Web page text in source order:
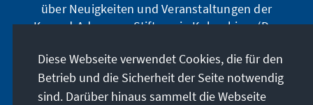
über Neuigkeiten und Veranstaltungen der
Konrad-Adenauer-Stiftung in Kolumbien. (Der
Jetzt abonnieren
Diese Webseite verwendet Cookies, die für den
Betrieb und die Sicherheit der Seite notwendig
sind. Darüber hinaus sammelt die Webseite